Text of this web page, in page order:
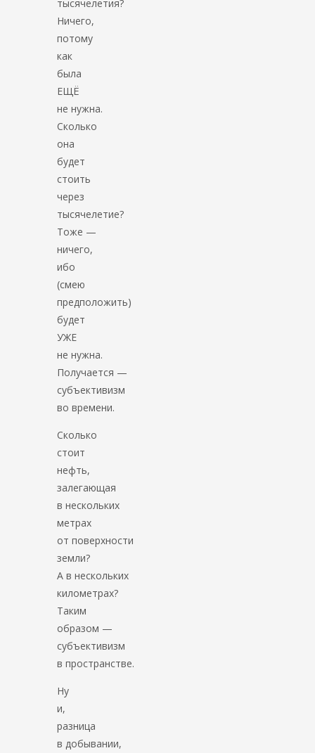
тысячелетия?
Ничего,
потому
как
была
ЕЩЁ
не нужна.
Сколько
она
будет
стоить
через
тысячелетие?
Тоже —
ничего,
ибо
(смею
предположить)
будет
УЖЕ
не нужна.
Получается —
субъективизм
во времени.
Сколько
стоит
нефть,
залегающая
в нескольких
метрах
от поверхности
земли?
А в нескольких
километрах?
Таким
образом —
субъективизм
в пространстве.
Ну
и,
разница
в добывании,